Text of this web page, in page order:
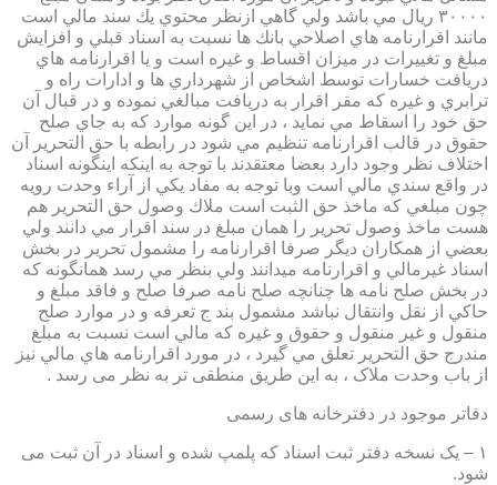
۳۰۰۰۰ ريال مي باشد ولي گاهي ازنظر محتوي يك سند مالي است
مانند اقرارنامه هاي اصلاحي بانك ها نسبت به اسناد قبلي و افزايش
مبلغ و تغييرات در ميزان اقساط و غيره است و يا اقرارنامه هاي
دريافت خسارات توسط اشخاص از شهرداري ها و ادارات راه و
ترابري و غيره كه مقر اقرار به دريافت مبالغي نموده و در قبال آن
حق خود را اسقاط مي نمايد ، در اين گونه موارد كه به جاي صلح
حقوق در قالب اقرارنامه تنظيم مي شود در رابطه با حق التحرير آن
اختلاف نظر وجود دارد بعضا معتقدند با توجه به اينكه اينگونه اسناد
در واقع سندي مالي است وبا توجه به مفاد يكي از آراء وحدت رويه
چون مبلغي كه ماخذ حق الثبت است ملاك وصول حق التحرير هم
هست ماخذ وصول تحرير را همان مبلغ در سند اقرار مي دانند ولي
بعضي از همكاران ديگر صرفا اقرارنامه را مشمول تحرير در بخش
اسناد غيرمالي و اقرارنامه ميدانند ولي بنظر مي رسد همانگونه كه
در بخش صلح نامه ها چنانچه صلح نامه صرفا صلح و فاقد مبلغ و
حاكي از نقل وانتقال نباشد مشمول بند ج تعرفه و در موارد صلح
منقول و غير منقول و حقوق و غيره كه مالي است نسبت به مبلغ
مندرج حق التحرير تعلق مي گيرد ، در مورد اقرارنامه هاي مالي نيز
از باب وحدت ملاک ، به این طریق منطقی تر به نظر می رسد .
دفاتر موجود در دفترخانه های رسمی
۱ – یک نسخه دفتر ثبت اسناد که پلمپ شده و اسناد در آن ثبت می
شود.